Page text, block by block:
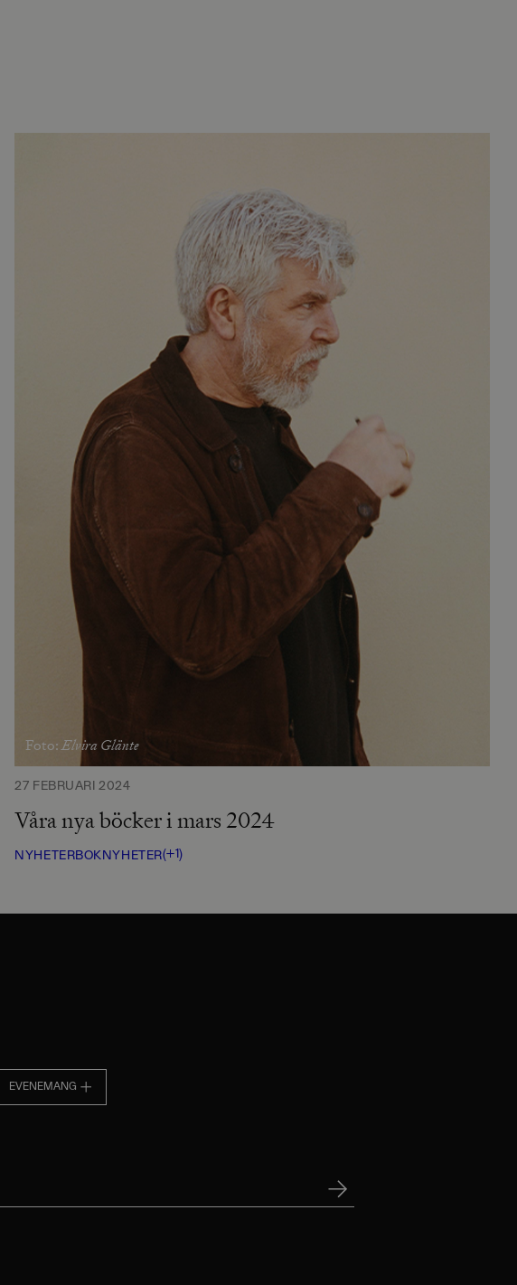
Foto:Elvira Glänte
27 FEBRUARI 2024
Våra nya böcker i mars 2024
NYHETERBOKNYHETER(+1)
EVENEMANG